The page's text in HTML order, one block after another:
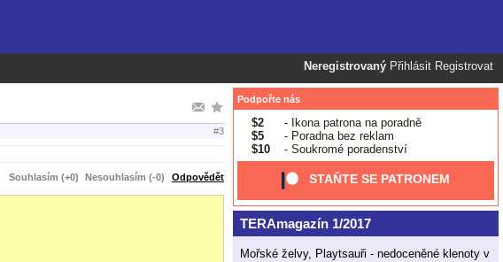
Neregistrovaný Přihlásit Registrovat
#3
Souhlasím (+0) Nesouhlasím (-0) Odpovědět
Podpořte nás
$2
- Ikona patrona na poradně
$5
- Poradna bez reklam
$10
- Soukromé poradenství
STAŇTE SE PATRONEM
TERAmagazín 1/2017
Mořské želvy, Playtsauři - nedoceněné klenoty v